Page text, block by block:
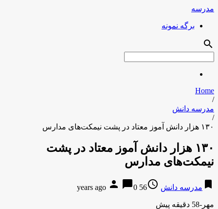
مدرسه
برگه نمونه
search
Home
/
مدرسه دانش
/
۱۳۰ هزار دانش آموز معتاد در پشت نیمکت‌های مدارس
۱۳۰ هزار دانش آموز معتاد در پشت
نیمکت‌های مدارس
bookmark مدرسه دانش access_time
56 years ago
person chat_bubble0
مهر-58 دقیقه پیش